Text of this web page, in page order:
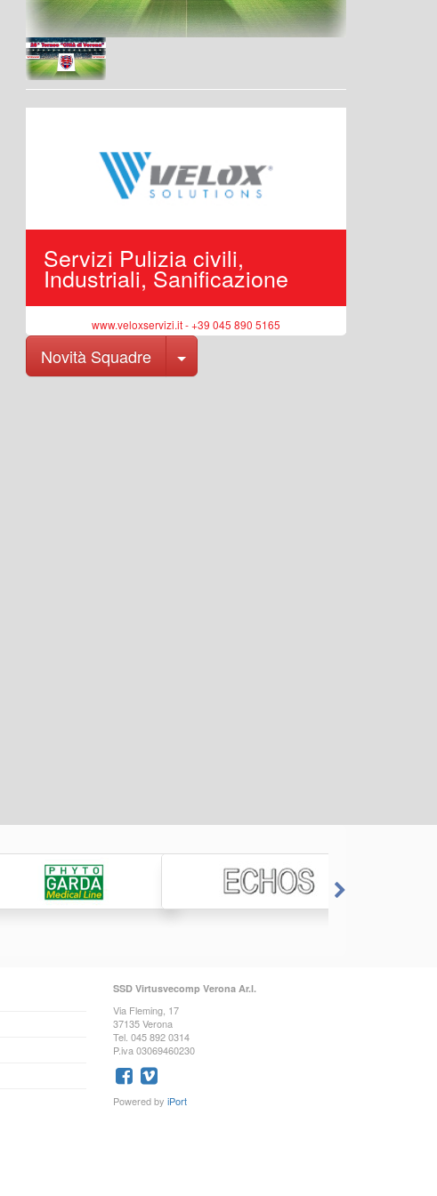
Servizi Pulizia civili,
Industriali, Sanificazione
www.veloxservizi.it - +39 045 890 5165
Novità Squadre Toggle Dropdown
SSD Virtusvecomp Verona Ar.l.
Via Fleming, 17
37135 Verona
Tel. 045 892 0314
P.iva 03069460230
Powered by iPort